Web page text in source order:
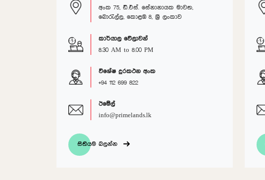
අංක 75, ඩී.එස්. සේනානායක මාවත,
බොරැල්ල, කොළඹ 8, ශ්‍රී ලංකාව
කාර්යාල වේලාවන්
8.30 AM to 8.00 PM
විශේෂ දුරකථන අංක
+94 112 699 822
ඊමේල්
info@primelands.lk
සිතියම බලන්න